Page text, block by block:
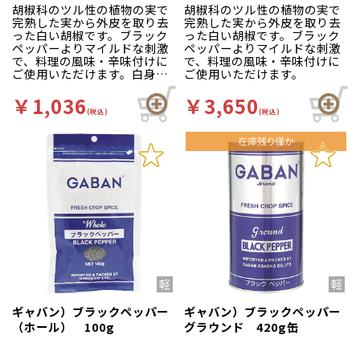
胡椒科のツル性の植物の実で
完熟した実から外皮を取り去
った白い胡椒です。ブラック
ペッパーよりマイルドな刺激
で、料理の風味・辛味付けに
ご使用いただけます。白身魚
のムニエル・クリーム煮・グ
ラタン・ホワイトシチュー等
にご使用ください。
￥1,036(税込)
胡椒科のツル性の植物の実で
完熟した実から外皮を取り去
った白い胡椒です。ブラック
ペッパーよりマイルドな刺激
で、料理の風味・辛味付けに
ご使用いただけます。
￥3,650(税込)
ギャバン）ブラックペッパー
（ホール） 100g
ギャバン）ブラックペッパー
グラウンド 420g缶